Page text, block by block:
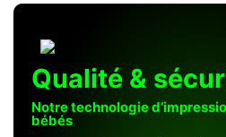
Qualité &
Notre technologie
bébés